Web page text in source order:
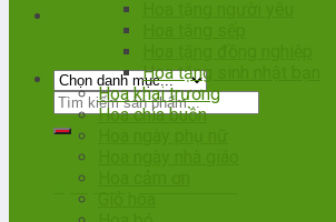
Gọi đặt hàng
Hoa tặng sinh nhật bạn
Hoa khai trương
Hoa chia buồn